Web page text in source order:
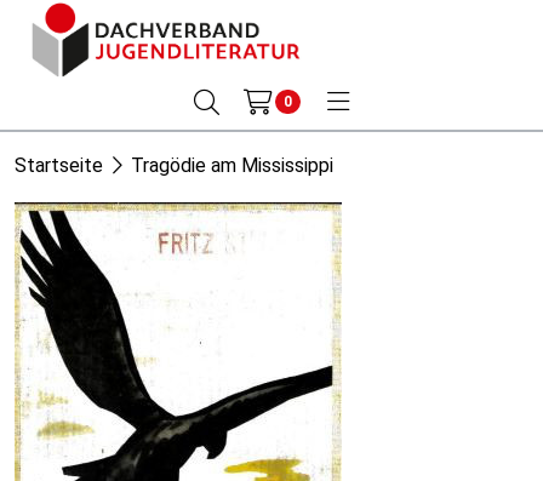
0
Startseite Tragödie am Mississippi